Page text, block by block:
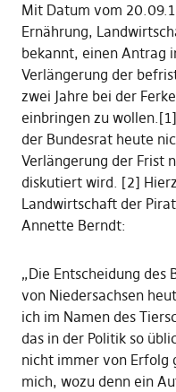
Mit Datum vom
Ernährung,
bekannt, einen Antrag
Verlängerung der
zwei Jahre bei der
einbringen zu
der Bundesrat heute
Verlängerung der Frist
diskutiert wird. [2]
Landwirtschaft der
Annette Berndt:
„Die Entscheidung des
von Niedersachsen
ich im Namen des
das in der Politik so
nicht immer von Erfolg
mich, wozu denn ein